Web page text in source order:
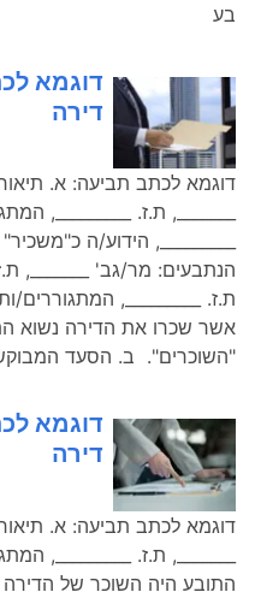
בע
דוגמא
דירה
_______, ת.ז. _________,
הנתבעים: מר/גב' _______,
ת.ז. _________, המתגוררים/
אשר שכרו את הדירה נשוא
"השוכרים". ב. הסעד המבוקש
דוגמא
דירה
_______, ת.ז. _________,